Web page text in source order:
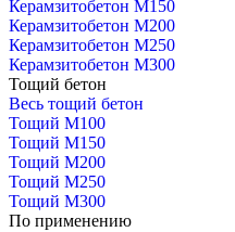
Керамзитобетон М150
Керамзитобетон М200
Керамзитобетон М250
Керамзитобетон М300
Тощий бетон
Весь тощий бетон
Тощий М100
Тощий М150
Тощий М200
Тощий М250
Тощий М300
По применению